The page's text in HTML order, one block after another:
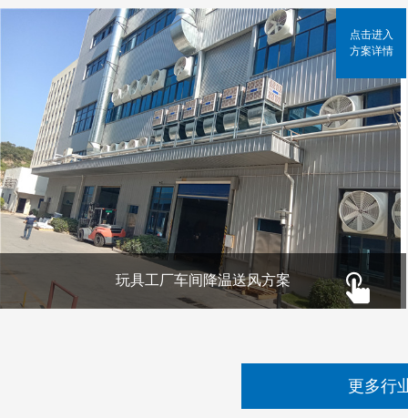
玩具工厂车间降温送风方案
点击进入
方案详情
更多行